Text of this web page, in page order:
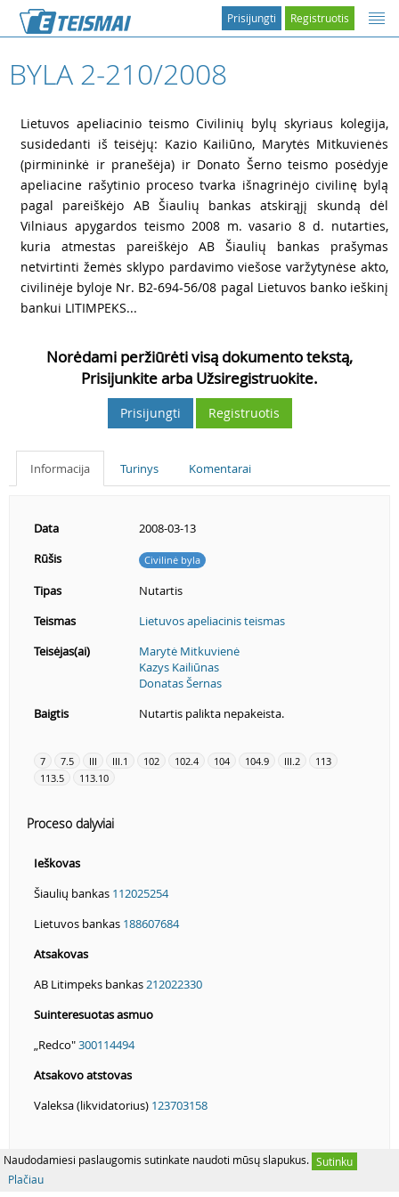
Naudodamiesi paslaugomis sutinkate naudoti mūsų slapukus. Sutinku
Plačiau
Registruotis
Prisijungti
BYLA 2-210/2008
Lietuvos apeliacinio teismo Civilinių bylų skyriaus kolegija,
susidedanti iš teisėjų: Kazio Kailiūno, Marytės Mitkuvienės
(pirmininkė ir pranešėja) ir Donato Šerno teismo posėdyje
apeliacine rašytinio proceso tvarka išnagrinėjo civilinę bylą
pagal pareiškėjo AB Šiaulių bankas atskirąjį skundą dėl
Vilniaus apygardos teismo 2008 m. vasario 8 d. nutarties,
kuria atmestas pareiškėjo AB Šiaulių bankas prašymas
netvirtinti žemės sklypo pardavimo viešose varžytynėse akto,
civilinėje byloje Nr. B2-694-56/08 pagal Lietuvos banko ieškinį
bankui LITIMPEKS...
Norėdami peržiūrėti visą dokumento tekstą,
Prisijunkite arba Užsiregistruokite.
Prisijungti Registruotis
Informacija Turinys Komentarai
Data
2008-03-13
Rūšis
Civilinė byla
Tipas
Nutartis
Teismas
Lietuvos apeliacinis teismas
Teisėjas(ai)
Marytė Mitkuvienė
Kazys Kailiūnas
Donatas Šernas
Baigtis
Nutartis palikta nepakeista.
7 7.5 III III.1 102 102.4 104 104.9 III.2
113
113.5
113.10
Proceso dalyviai
Ieškovas
Šiaulių bankas 112025254
Lietuvos bankas 188607684
Atsakovas
AB Litimpeks bankas212022330
Suinteresuotas asmuo
„Redco"300114494
Atsakovo atstovas
Valeksa (likvidatorius) 123703158